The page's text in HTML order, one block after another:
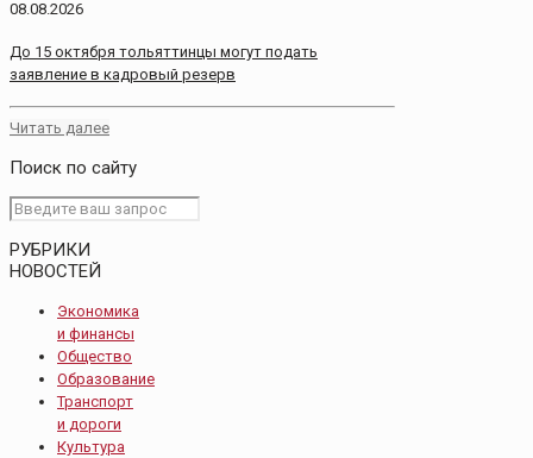
08.08.2026
До 15 октября тольяттинцы могут подать
заявление в кадровый резерв
Читать далее
Поиск по сайту
РУБРИКИ
НОВОСТЕЙ
Экономика
и финансы
Общество
Образование
Транспорт
и дороги
Культура